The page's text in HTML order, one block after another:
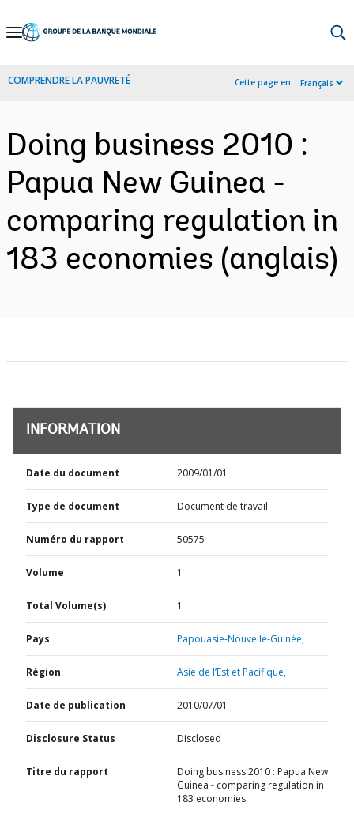
Skip
Navigation
COMPRENDRE LA PAUVRETÉ Cette page en : Français
Doing business 2010 :
Papua New Guinea -
comparing regulation in
183 economies (anglais)
INFORMATION
Date du document 2009/01/01
Type de document Document de travail
Numéro du rapport 50575
Volume 1
Total Volume(s) 1
Pays Papouasie-Nouvelle-Guinée,
Région Asie de l’Est et Pacifique,
Date de publication 2010/07/01
Disclosure Status Disclosed
Titre du rapport
Doing business 2010 : Papua New
Guinea - comparing regulation in
183 economies